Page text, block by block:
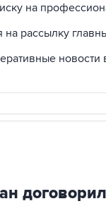
на
на рассылку